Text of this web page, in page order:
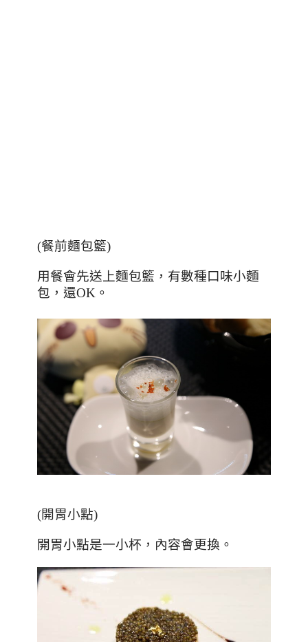
(餐前麵包籃)
用餐會先送上麵包籃，有數種口味小麵
包，還OK 。
(開胃小點)
開胃小點是一小杯，內容會更換。